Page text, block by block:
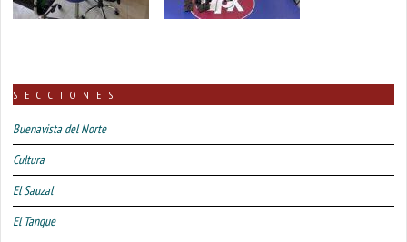
SECCIONES
Buenavista del Norte
Cultura
El Sauzal
El Tanque